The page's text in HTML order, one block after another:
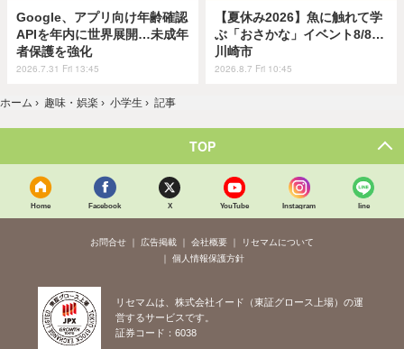
Google、アプリ向け年齢確認
APIを年内に世界展開…未成年
者保護を強化
2026.7.31 Fri 13:45
【夏休み2026】魚に触れて学
ぶ「おさかな」イベント8/8…
川崎市
2026.8.7 Fri 10:45
ホーム › 趣味・娯楽 › 小学生 › 記事
TOP
Home Facebook X YouTube Instagram line
お問合せ 広告掲載 会社概要
リセマムについて
個人情報保護方針
リセマムは、株式会社イード（東証グロース上場）の運
営するサービスです。
証券コード：6038